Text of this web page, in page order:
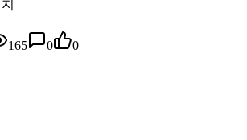
165 0 0